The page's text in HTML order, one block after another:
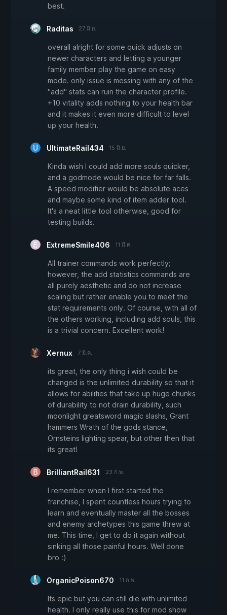
best.
Raditas 27 มิ.ย.
overall alright for some quick adjusts on
newer characters and letting a younger
family member play the game on easy
mode. only issue is messing with any of the
"add" stats can ruin the character profile.
+10 vitality adds nothing to your health bar
and it makes it even more difficult to level
up your health.
UltimateRail434 15 มิ.ย.
Kinda wish I could add more souls quicker,
and a godmode would be nice for far falls.
A speed modifier would be absolute aces
and maybe some kind of item adder tool.
It's a neat little tool otherwise, good for
testing builds.
ExtremeSmile406 11 มี.ค.
All trainer commands work perfectly;
however, the add statistics commands are
all purely aesthetic and do not increase
scaling but rather enable you to meet the
stat requirements only. Of course, with all of
the others working, including add souls, this
is a trivial concern. Excellent work!
Xernux 7 มี.ค.
its great, the only thing i wish could be
changed is the unlimited durability so that it
allows for abilities that take up huge chunks
of durability to not drain durability, such
moonlight greatsword magic slashs, Grant
hammers Wrath of the gods stance,
Ornsteins lighting spear, but other then that
its great!
BrilliantRail631 23 ก.พ.
I remember when I first started the
franchise, I spent countless hours trying to
learn and eventually master all the bosses
and enemy archetypes this game threw at
me. This time, I get to do it again without
sinking all those painful hours. Well done
bro :)
OrganicPoison670 11 ก.พ.
Its epic but you can still die with unlimited
health. I only really use this for mod show